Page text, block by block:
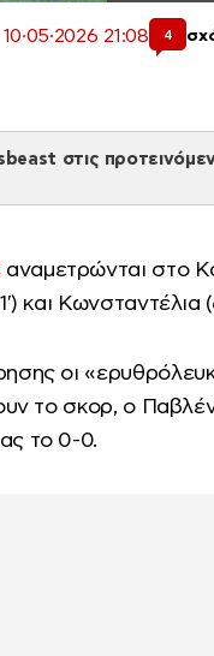
21:08 4
στις
αναμετρώνται στο
και Κωνσταντέλια
οι
το σκορ, ο
το 0-0.